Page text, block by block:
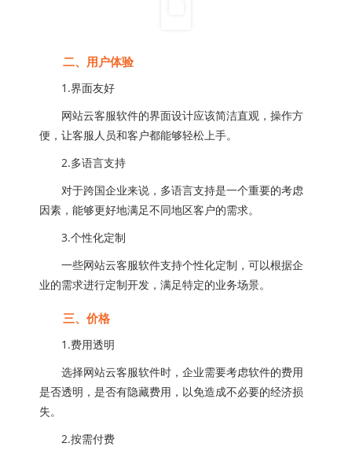
二、用户体验
1.界面友好
网站云客服软件的界面设计应该简洁直观，操作方
便，让客服人员和客户都能够轻松上手。
2.多语言支持
对于跨国企业来说，多语言支持是一个重要的考虑
因素，能够更好地满足不同地区客户的需求。
3.个性化定制
一些网站云客服软件支持个性化定制，可以根据企
业的需求进行定制开发，满足特定的业务场景。
三、价格
1.费用透明
选择网站云客服软件时，企业需要考虑软件的费用
是否透明，是否有隐藏费用，以免造成不必要的经济损
失。
2.按需付费